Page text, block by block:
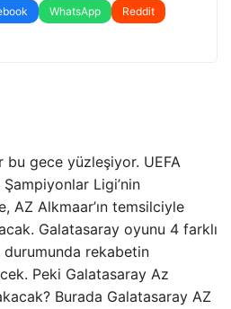
WhatsApp
Reddit
bu gece yüzleşiyor. UEFA
Ligi’nin
AZ Alkmaar’ın temsilciyle
Galatasaray oyunu 4 farklı
durumunda rekabetin
Peki Galatasaray Az
Burada Galatasaray AZ